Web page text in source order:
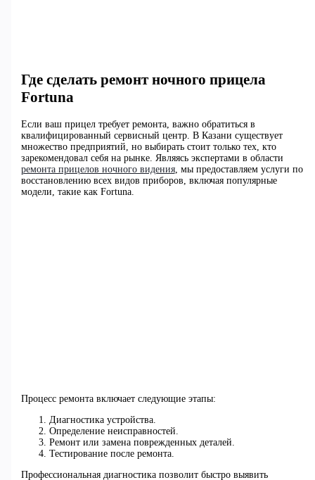
Где сделать ремонт ночного прицела
Fortuna
Если ваш прицел требует ремонта, важно обратиться в
квалифицированный сервисный центр. В Казани существует
множество предприятий, но выбирать стоит только тех, кто
зарекомендовал себя на рынке. Являясь экспертами в области
ремонта прицелов ночного видения, мы предоставляем услуги по
восстановлению всех видов приборов, включая популярные
модели, такие как Fortuna.
Процесс ремонта включает следующие этапы:
Диагностика устройства.
Определение неисправностей.
Ремонт или замена поврежденных деталей.
Тестирование после ремонта.
Профессиональная диагностика позволит быстро выявить